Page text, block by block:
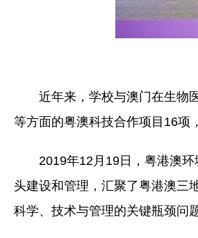
近年来，学校与澳门在生物
等方面的粤澳科技合作项目16项
2019年12月19日，粤港澳
头建设和管理，汇聚了粤港澳三
科学、技术与管理的关键瓶颈问